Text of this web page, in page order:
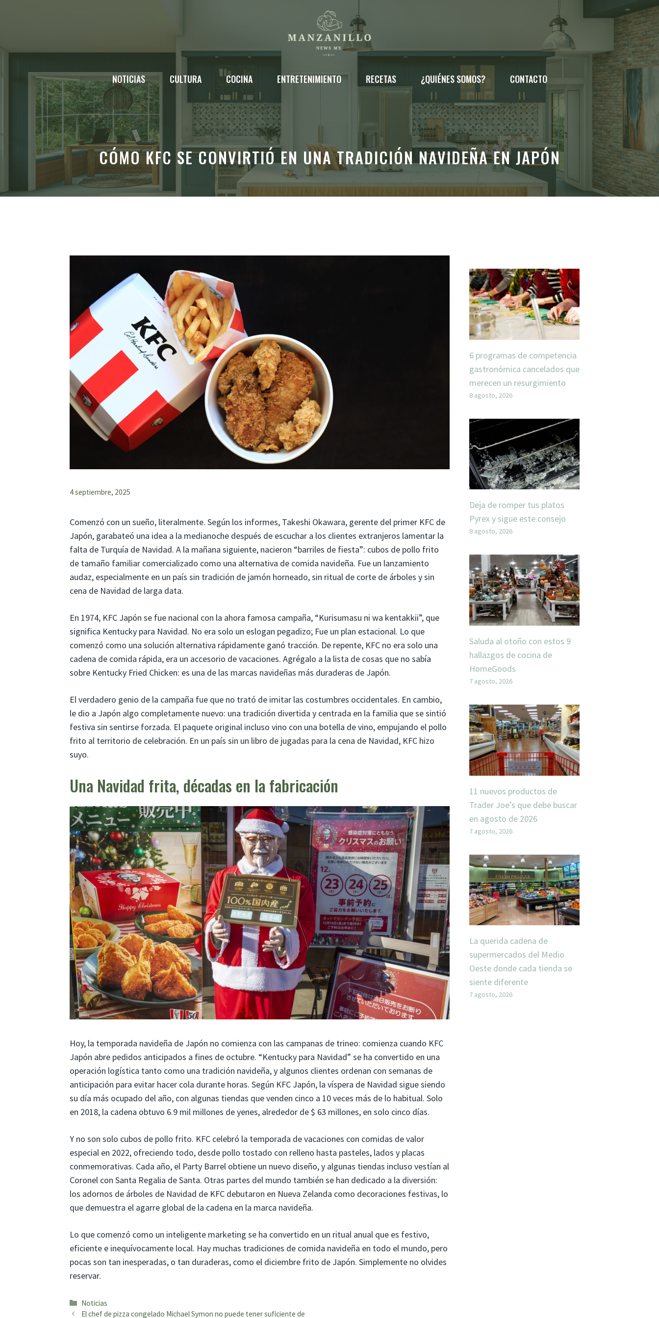
NOTICIAS CULTURA COCINA ENTRETENIMIENTO RECETAS ¿QUIÉNES SOMOS? CONTACTO
CÓMO KFC SE CONVIRTIÓ EN UNA TRADICIÓN NAVIDEÑA EN JAPÓN
4 septiembre, 2025
Comenzó con un sueño, literalmente. Según los informes, Takeshi Okawara, gerente del primer KFC de
Japón, garabateó una idea a la medianoche después de escuchar a los clientes extranjeros lamentar la
falta de Turquía de Navidad. A la mañana siguiente, nacieron “barriles de fiesta”: cubos de pollo frito
de tamaño familiar comercializado como una alternativa de comida navideña. Fue un lanzamiento
audaz, especialmente en un país sin tradición de jamón horneado, sin ritual de corte de árboles y sin
cena de Navidad de larga data.
En 1974, KFC Japón se fue nacional con la ahora famosa campaña, “Kurisumasu ni wa kentakkii”, que
significa Kentucky para Navidad. No era solo un eslogan pegadizo; Fue un plan estacional. Lo que
comenzó como una solución alternativa rápidamente ganó tracción. De repente, KFC no era solo una
cadena de comida rápida, era un accesorio de vacaciones. Agrégalo a la lista de cosas que no sabía
sobre Kentucky Fried Chicken: es una de las marcas navideñas más duraderas de Japón.
El verdadero genio de la campaña fue que no trató de imitar las costumbres occidentales. En cambio,
le dio a Japón algo completamente nuevo: una tradición divertida y centrada en la familia que se sintió
festiva sin sentirse forzada. El paquete original incluso vino con una botella de vino, empujando el pollo
frito al territorio de celebración. En un país sin un libro de jugadas para la cena de Navidad, KFC hizo
suyo.
Una Navidad frita, décadas en la fabricación
Hoy, la temporada navideña de Japón no comienza con las campanas de trineo: comienza cuando KFC
Japón abre pedidos anticipados a fines de octubre. “Kentucky para Navidad” se ha convertido en una
operación logística tanto como una tradición navideña, y algunos clientes ordenan con semanas de
anticipación para evitar hacer cola durante horas. Según KFC Japón, la víspera de Navidad sigue siendo
su día más ocupado del año, con algunas tiendas que venden cinco a 10 veces más de lo habitual. Solo
en 2018, la cadena obtuvo 6.9 mil millones de yenes, alrededor de $ 63 millones, en solo cinco días.
Y no son solo cubos de pollo frito. KFC celebró la temporada de vacaciones con comidas de valor
especial en 2022, ofreciendo todo, desde pollo tostado con relleno hasta pasteles, lados y placas
conmemorativas. Cada año, el Party Barrel obtiene un nuevo diseño, y algunas tiendas incluso vestían al
Coronel con Santa Regalia de Santa. Otras partes del mundo también se han dedicado a la diversión:
los adornos de árboles de Navidad de KFC debutaron en Nueva Zelanda como decoraciones festivas, lo
que demuestra el agarre global de la cadena en la marca navideña.
Lo que comenzó como un inteligente marketing se ha convertido en un ritual anual que es festivo,
eficiente e inequívocamente local. Hay muchas tradiciones de comida navideña en todo el mundo, pero
pocas son tan inesperadas, o tan duraderas, como el diciembre frito de Japón. Simplemente no olvides
reservar.
Categorías
Noticias
El chef de pizza congelado Michael Symon no puede tener suficiente de
6 programas de competencia
gastronómica cancelados que
merecen un resurgimiento
8 agosto, 2026
Deja de romper tus platos
Pyrex y sigue este consejo
8 agosto, 2026
Saluda al otoño con estos 9
hallazgos de cocina de
HomeGoods
7 agosto, 2026
11 nuevos productos de
Trader Joe’s que debe buscar
en agosto de 2026
7 agosto, 2026
La querida cadena de
supermercados del Medio
Oeste donde cada tienda se
siente diferente
7 agosto, 2026